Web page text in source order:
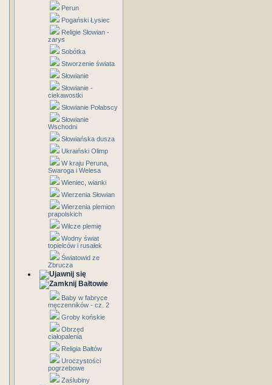
Perun
Pogański Łysiec
Religie Słowian -
zarys
Sobótka
Stworzenie świata
Słowianie
Słowianie -
ciekawostki
Słowianie Połabscy
Słowianie
Wschodni
Słowiańska dusza
Ukraiński Olimp
W kraju Peruna,
Swaroga i Welesa
Wieniec, wianki
Wierzenia Słowian
Wierzenia plemion
prapolskich
Wilcze plemię
Wodny świat
topielców i rusałek
Światowid ze
Zbrucza
Bałtowie
Baby w fabryce
męczenników - cz. 2
Groby końskie
Obrzęd
ciałopalenia
Religia Bałtów
Uroczystości
pogrzebowe
Zaślubiny